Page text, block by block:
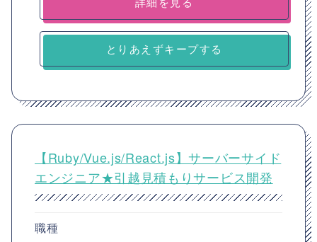
とりあえずキープする
【Ruby/Vue.js/React.js】サーバーサイド
エンジニア★引越見積もりサービス開発
職種